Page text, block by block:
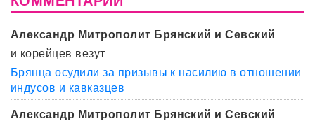
Александр Митрополит Брянский и Севский
и корейцев везут
Брянца осудили за призывы к насилию в отношении
индусов и кавказцев
Александр Митрополит Брянский и Севский